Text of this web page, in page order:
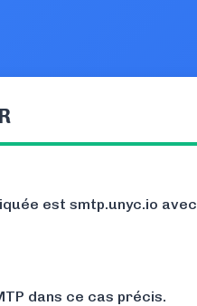
est smtp.unyc.io avec
dans ce cas précis.